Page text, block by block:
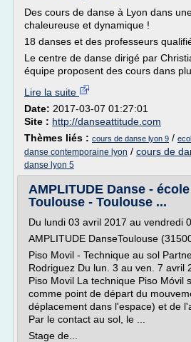
Des cours de danse à Lyon dans
chaleureuse et dynamique !
18 danses et des professeurs
Le centre de danse dirigé par
équipe proposent des cours dans
Lire la suite
Date: 2017-03-07 01:27:01
Site : http://danseattitude.com
Thèmes liés : cours de danse lyon 9 /
danse contemporaine lyon / cours de
danse lyon 5
AMPLITUDE Danse -
Toulouse - Toulouse ...
Du lundi 03 avril 2017 au vendredi
AMPLITUDE DanseToulouse
Piso Movil - Technique au sol
Rodriguez Du lun. 3 au ven. 7 avril
Piso Movil La technique Piso Móvil
comme point de départ du
déplacement dans l'espace) et de
Par le contact au sol, le ...
Stage de...